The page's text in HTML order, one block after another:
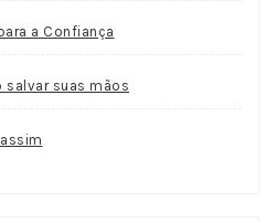
a Confiança
salvar suas mãos